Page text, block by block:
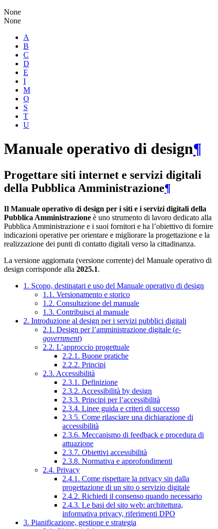
None
None
A
B
C
D
E
I
M
O
S
T
U
Manuale operativo di design¶
Progettare siti internet e servizi digitali
della Pubblica Amministrazione¶
Il Manuale operativo di design per i siti e i servizi digitali della
Pubblica Amministrazione è uno strumento di lavoro dedicato alla
Pubblica Amministrazione e i suoi fornitori e ha l’obiettivo di fornire
indicazioni operative per orientare e migliorare la progettazione e la
realizzazione dei punti di contatto digitali verso la cittadinanza.
La versione aggiornata (versione corrente) del Manuale operativo di
design corrisponde alla 2025.1.
1. Scopo, destinatari e uso del Manuale operativo di design
1.1. Versionamento e storico
1.2. Consultazione del manuale
1.3. Contribuisci al manuale
2. Introduzione al design per i servizi pubblici digitali
2.1. Design per l’amministrazione digitale (e-
government)
2.2. L’approccio progettuale
2.2.1. Buone pratiche
2.2.2. Principi
2.3. Accessibilità
2.3.1. Definizione
2.3.2. Accessibilità by design
2.3.3. Principi per l’accessibilità
2.3.4. Linee guida e criteri di successo
2.3.5. Come rilasciare una dichiarazione di
accessibilità
2.3.6. Meccanismo di feedback e procedura di
attuazione
2.3.7. Obiettivi accessibilità
2.3.8. Normativa e approfondimenti
2.4. Privacy
2.4.1. Come rispettare la privacy sin dalla
progettazione di un sito o servizio digitale
2.4.2. Richiedi il consenso quando necessario
2.4.3. Le basi del sito web: architettura,
informativa privacy, riferimenti DPO
3. Pianificazione, gestione e strategia